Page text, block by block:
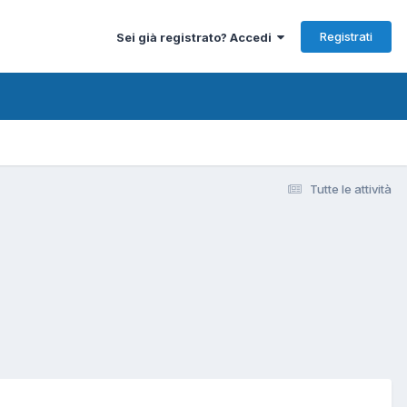
Sei già registrato? Accedi Registrati
Tutte le attività